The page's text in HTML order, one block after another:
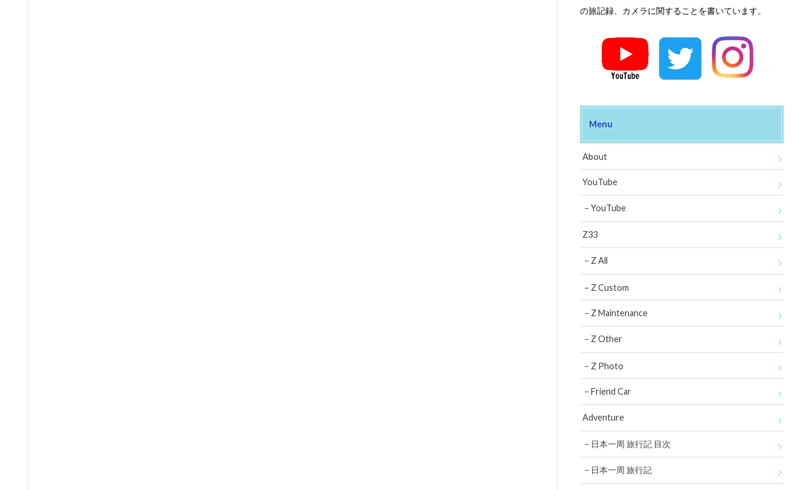
の旅記録、カメラに関することを書いています。
Menu
About
YouTube
YouTube
Z33
Z All
Z Custom
Z Maintenance
Z Other
Z Photo
Friend Car
Adventure
日本一周 旅行記 目次
日本一周 旅行記